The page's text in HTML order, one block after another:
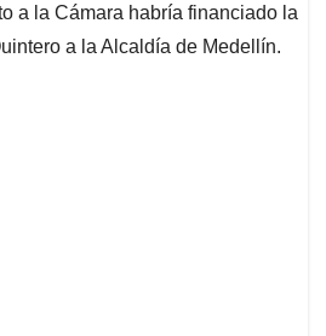
a la Cámara habría financiado la
a la Alcaldía de Medellín.